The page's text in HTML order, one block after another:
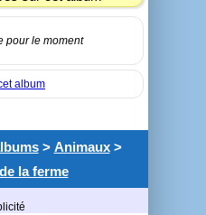
pour le moment
album
> Animaux>
la ferme